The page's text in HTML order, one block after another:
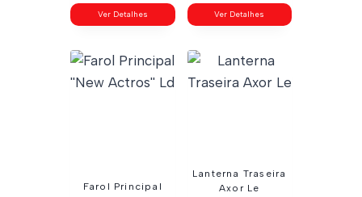
Ver Detalhes Ver Detalhes
Farol Principal
Lanterna Traseira
Axor Le